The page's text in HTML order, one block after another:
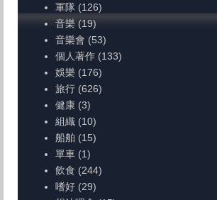
軍隊 (126)
音樂 (19)
音樂會 (53)
個人著作 (133)
娛樂 (176)
旅行 (626)
健康 (3)
組織 (10)
船舶 (15)
單車 (1)
飲食 (244)
嗜好 (29)